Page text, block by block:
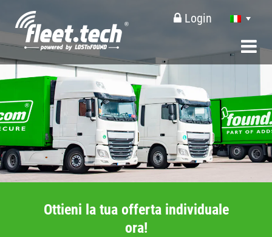
Login
Ottieni la tua offerta individuale
ora!